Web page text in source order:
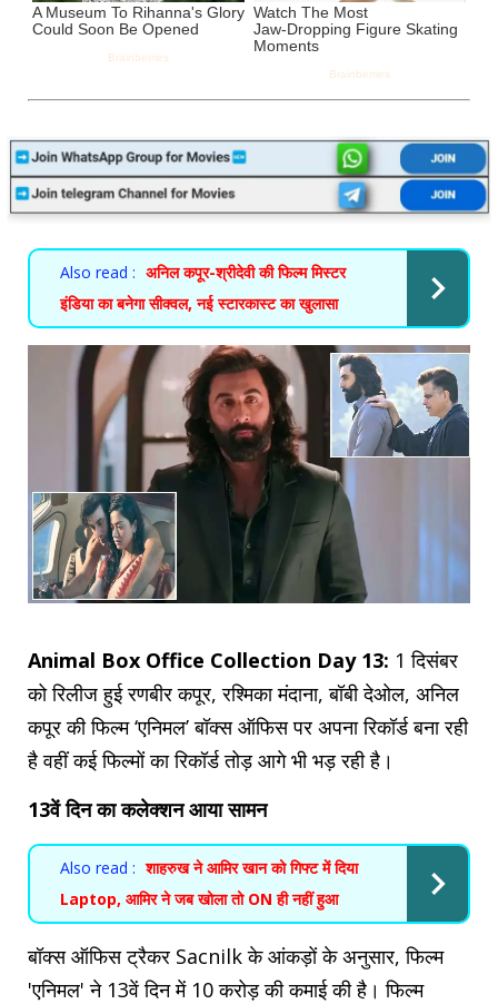
Also read : अनिल कपूर-श्रीदेवी की फिल्म मिस्टर
इंडिया का बनेगा सीक्वल, नई स्टारकास्ट का खुलासा
Animal Box Office Collection Day 13: 1 दिसंबर
को रिलीज हुई रणबीर कपूर, रश्मिका मंदाना, बॉबी देओल, अनिल
कपूर की फिल्म ‘एनिमल’ बॉक्स ऑफिस पर अपना रिकॉर्ड बना रही
है वहीं कई फिल्मों का रिकॉर्ड तोड़ आगे भी भड़ रही है।
13वें दिन का कलेक्शन आया सामन
Also read : शाहरुख ने आमिर खान को गिफ्ट में दिया
Laptop, आमिर ने जब खोला तो ON ही नहीं हुआ
बॉक्स ऑफिस ट्रैकर Sacnilk के आंकड़ों के अनुसार, फिल्म
'एनिमल' ने 13वें दिन में 10 करोड़ की कमाई की है। फिल्म